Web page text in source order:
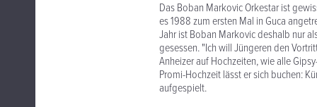
Das Boban Markovic Orkestar ist
es 1988 zum ersten Mal in Guca
Jahr ist Boban Markovic deshalb nur
gesessen. "Ich will Jüngeren den
Anheizer auf Hochzeiten, wie alle
Promi-Hochzeit lässt er sich buchen:
aufgespielt.